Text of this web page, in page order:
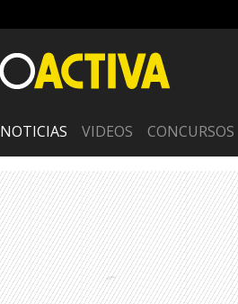
NOTICIAS VIDEOS CONCURSOS